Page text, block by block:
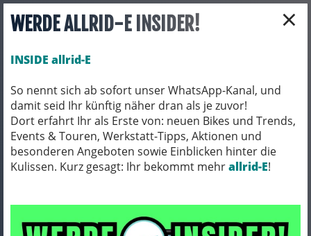
×
WERDE ALLRID-E INSIDER!
INSIDE allrid-E
So nennt sich ab sofort unser WhatsApp-Kanal, und
damit seid Ihr künftig näher dran als je zuvor!
Dort erfahrt Ihr als Erste von: neuen Bikes und Trends,
Events & Touren, Werkstatt-Tipps, Aktionen und
besonderen Angeboten sowie Einblicken hinter die
Kulissen. Kurz gesagt: Ihr bekommt mehrallrid-E!
Toggle navigation
BEKLEIDUNG TRIKOTS